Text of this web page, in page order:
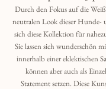
Durch den Fokus auf die
neutralen Look dieser Hunde-
sich diese Kollektion für
Sie lassen sich wunderschön
innerhalb einer eklektischen
können aber auch als
Statement setzen. Diese